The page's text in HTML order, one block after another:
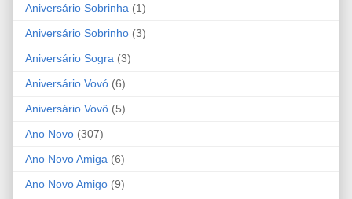
Aniversário Sobrinha (1)
Aniversário Sobrinho (3)
Aniversário Sogra (3)
Aniversário Vovó (6)
Aniversário Vovô (5)
Ano Novo (307)
Ano Novo Amiga (6)
Ano Novo Amigo (9)